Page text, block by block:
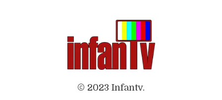
© 2023 Infantv.